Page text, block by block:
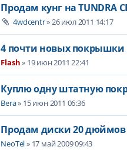
Продам кунг на TUNDRA
4wdcentr» 26 июл 2011 14:17
4 почти новых покрышки
Flash» 19 июн 2011 22:41
Куплю одну штатную
Bera» 15 июн 2011 06:36
Продам диски 20 дюймов
NeoTel» 17 май 2009 09:43